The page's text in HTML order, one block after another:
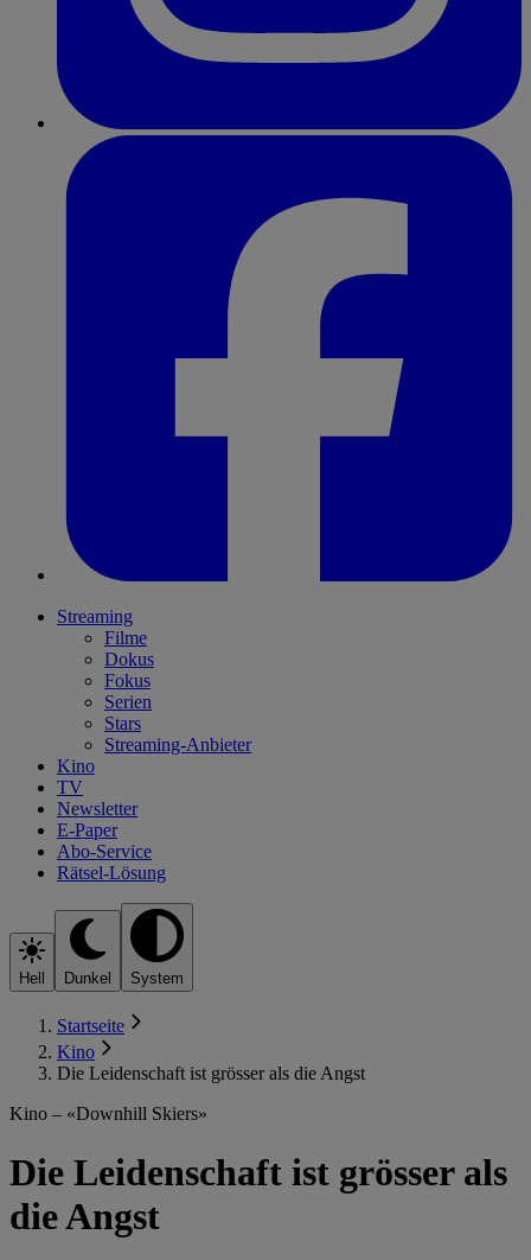
Streaming
Filme
Dokus
Fokus
Serien
Stars
Streaming-Anbieter
Kino
TV
Newsletter
E-Paper
Abo-Service
Rätsel-Lösung
Hell Dunkel System
Startseite
Kino
Die Leidenschaft ist grösser als die Angst
Kino – «Downhill Skiers»
Die Leidenschaft ist grösser als
die Angst